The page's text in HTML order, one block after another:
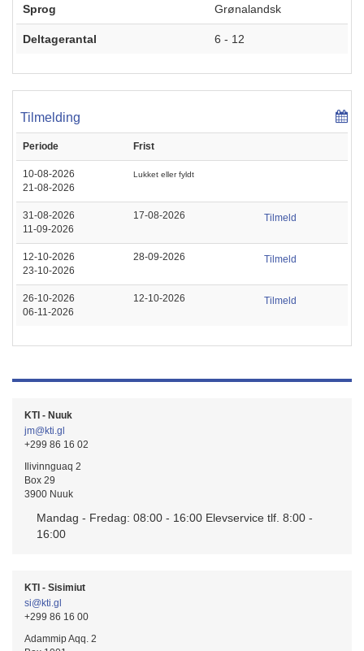
Sprog Grønalandsk
Deltagerantal 6 - 12
Tilmelding
Periode Frist
10-08-2026
21-08-2026
Lukket eller fyldt
31-08-2026
11-09-2026
17-08-2026 Tilmeld
12-10-2026
23-10-2026
28-09-2026 Tilmeld
26-10-2026
06-11-2026
12-10-2026 Tilmeld
KTI - Nuuk
jm@kti.gl
+299 86 16 02
Ilivinnguaq 2
Box 29
3900 Nuuk
Mandag - Fredag: 08:00 - 16:00 Elevservice tlf. 8:00 -
16:00
KTI - Sisimiut
si@kti.gl
+299 86 16 00
Adammip Aqq. 2